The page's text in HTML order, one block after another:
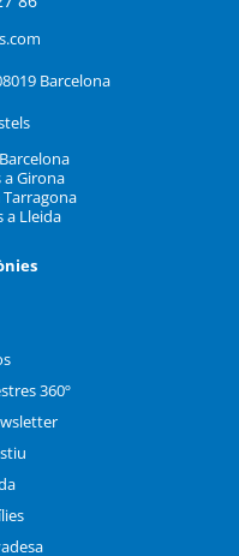
Barcelona
a Girona
Tarragona
a Lleida
360º